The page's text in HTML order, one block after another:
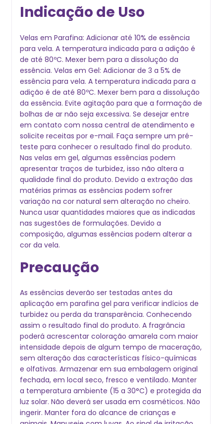
Indicação de Uso
Velas em Parafina: Adicionar até 10% de essência
para vela. A temperatura indicada para a adição é
de até 80ºC. Mexer bem para a dissolução da
essência. Velas em Gel: Adicionar de 3 a 5% de
essência para vela. A temperatura indicada para a
adição é de até 80ºC. Mexer bem para a dissolução
da essência. Evite agitação para que a formação de
bolhas de ar não seja excessiva. Se desejar entre
em contato com nossa central de atendimento e
solicite receitas por e-mail. Faça sempre um pré-
teste para conhecer o resultado final do produto.
Nas velas em gel, algumas essências podem
apresentar traços de turbidez, isso não altera a
qualidade final do produto. Devido a extração das
matérias primas as essências podem sofrer
variação na cor natural sem alteração no cheiro.
Nunca usar quantidades maiores que as indicadas
nas sugestões de formulações. Devido a
composição, algumas essências podem alterar a
cor da vela.
Precaução
As essências deverão ser testadas antes da
aplicação em parafina gel para verificar indícios de
turbidez ou perda da transparência. Conhecendo
assim o resultado final do produto. A fragrância
poderá acrescentar coloração amarela com maior
intensidade depois de algum tempo de maceração,
sem alteração das características físico-químicas
e olfativas. Armazenar em sua embalagem original
fechada, em local seco, fresco e ventilado. Manter
a temperatura ambiente (15 a 30°C) e protegida da
luz solar. Não deverá ser usada em cosméticos. Não
ingerir. Manter fora do alcance de crianças e